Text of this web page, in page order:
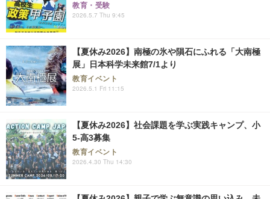
教育・受験
2026.5.7 Thu 9:45
【夏休み2026】南極の氷や隕石にふれる「大南極
展」日本科学未来館7/1より
教育イベント
2026.5.1 Fri 11:15
【夏休み2026】社会課題を学ぶ実践キャンプ、小
5-高3募集
教育イベント
2026.4.30 Thu 14:30